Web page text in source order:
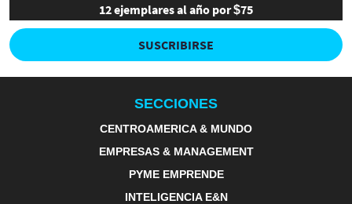
12 ejemplares al año por $75
SUSCRIBIRSE
SECCIONES
CENTROAMERICA & MUNDO
EMPRESAS & MANAGEMENT
PYME EMPRENDE
INTELIGENCIA E&N